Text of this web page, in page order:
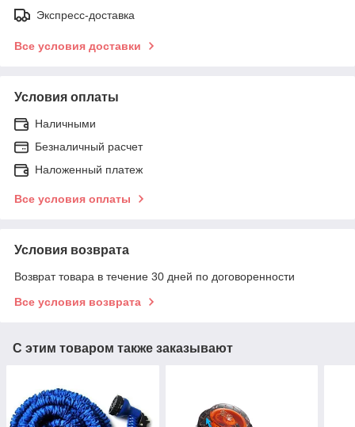
Экспресс-доставка
Все условия доставки
Условия оплаты
Наличными
Безналичный расчет
Наложенный платеж
Все условия оплаты
Условия возврата
Возврат товара в течение 30 дней по договоренности
Все условия возврата
С этим товаром также заказывают